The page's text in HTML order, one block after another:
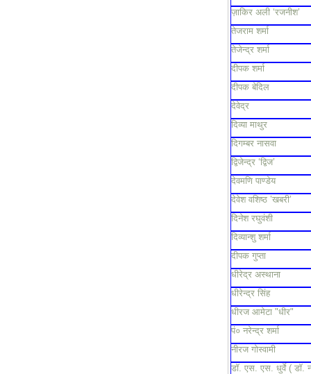
ज़ाकिर अली ‘रजनीश’
तेजराम शर्मा
तेजेन्द्र शर्मा
दीपक शर्मा
दीपक बेदिल
देवेद्र
दिव्या माथुर
दिगम्बर नासवा
द्विजेन्द्र ‘द्विज’
देवमणि पाण्डेय
देवेश वशिष्ठ ’खबरी’
दिनेश रघुवंशी
दिव्यान्शु शर्मा
दीपक गुप्ता
धीरेद्र अस्थाना
धीरेन्द्र सिंह
धीरज आमेटा "धीर"
पं० नरेन्द्र शर्मा
नीरज गोस्वामी
डॉ. एस. एस. धुर्वे ( डॉ.